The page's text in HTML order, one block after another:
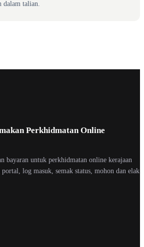
dalam talian.
Perkhidmatan Online
bayaran untuk perkhidmatan online kerajaan
log masuk, semak status, mohon dan elak